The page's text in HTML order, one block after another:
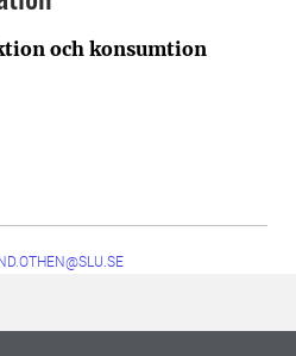
och konsumtion